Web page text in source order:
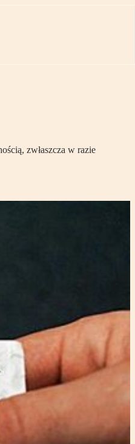
zwłaszcza w razie